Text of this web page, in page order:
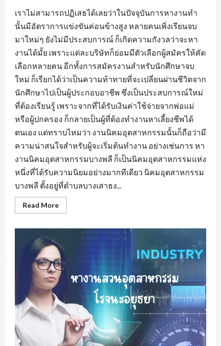
เราไม่สามารถปฏิเสธได้เลยว่าในปัจจุบันการหางานทำ
นั้นมีอัตราการแข่งขันค่อนข้างสูง หลายคนเพิ่งเรียนจบ
มาใหม่ๆ ยังไม่มีประสบการณ์ ก็เกิดความกังวลว่าจะหา
งานได้มั้ย เพราะแต่ละบริษัทก็ย่อมมีตัวเลือกผู้สมัครให้คัด
เลือกหลายคน อีกทั้งการสมัครงานสำหรับนักศึกษาจบ
ใหม่ ก็เรียกได้ว่าเป็นความท้าทายที่จะเปลี่ยนผ่านชีวิตจาก
นักศึกษาไปเป็นผู้ประกอบอาชีพ ซึ่งเป็นประสบการณ์ใหม่
ที่ต้องเรียนรู้ เพราะจากที่ได้รับเงินค่าใช้จ่ายจากพ่อแม่
หรือผู้ปกครอง ก็กลายเป็นผู้ที่ต้องทำงานหาเลี้ยงชีพได้
ตนเอง แต่ทราบไหมว่า งานนิคมอุตสาหกรรมนั้นก็ถือว่ามี
ความน่าสนใจสำหรับผู้จะเริ่มต้นทำงาน อย่างเช่นการ หา
งานนิคมอุตสาหกรรมบางพลี ก็เป็นนิคมอุตสาหกรรมแห่ง
หนึ่งที่ได้รับความนิยมอย่างมากทีเดียว นิคมอุตสาหกรรม
บางพลี ตั้งอยู่ที่ตำบลบางเสาธง...
Read MoreRead
more
อุตสาหกรรม
บางพลี
มี
อะไร
น่า
สนใจ